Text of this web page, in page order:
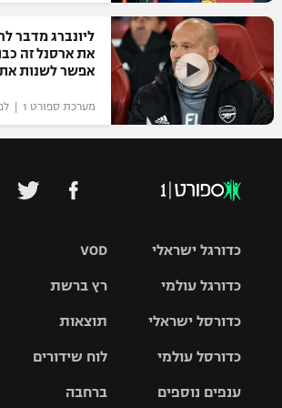
רשיון להקרנה פומבית לבית עסק
הצטרפות לחבילת הערוצים
לוח דרושים – ג'ובנט
המגזין
ליונברג מדבר
את ארסנל זה
אפשר לשנות
מערכת ספורט 1 | לפני 7 שנים
VOD
רץ ברשת
תוצאות
לוח שידורים
ברחבה
כדורגל ישראלי
גביע הטוטו
כדורגל עולמי
האלופות
ליגה
כדורסל ישראלי
סל
כדורסל עולמי
ענפים נוספים